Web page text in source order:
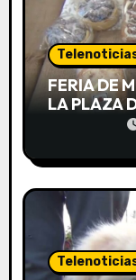
a
d
s
FERIA DE
LA PLAZA